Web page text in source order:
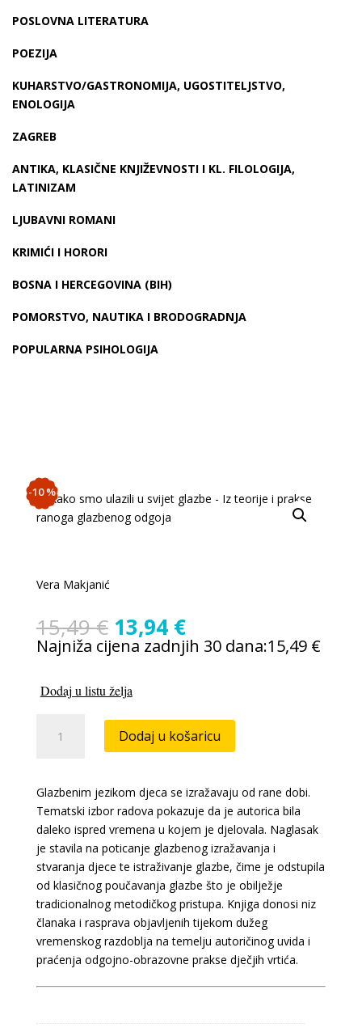
POSLOVNA LITERATURA
POEZIJA
KUHARSTVO/GASTRONOMIJA, UGOSTITELJSTVO,
ENOLOGIJA
ZAGREB
ANTIKA, KLASIČNE KNJIŽEVNOSTI I KL. FILOLOGIJA,
LATINIZAM
LJUBAVNI ROMANI
KRIMIĆI I HORORI
BOSNA I HERCEGOVINA (BIH)
POMORSTVO, NAUTIKA I BRODOGRADNJA
POPULARNA PSIHOLOGIJA
-10 %
Vera Makjanić
15,49€ Izvorna
cijena
je:
15,49 €.
13,94 €Trenutna
cijena
Najniža cijena zadnjih 30 dana:15,49 €
Dodaj u listu želja
svijet
glazbe
-
Iz
teorije
i
prakse
ranoga
glazbenog
odgoja
količina
Dodaj u košaricu
Glazbenim jezikom djeca se izražavaju od rane dobi.
Tematski izbor radova pokazuje da je autorica bila
daleko ispred vremena u kojem je djelovala. Naglasak
je stavila na poticanje glazbenog izražavanja i
stvaranja djece te istraživanje glazbe, čime je odstupila
od klasičnog poučavanja glazbe što je obilježje
tradicionalnog metodičkog pristupa. Knjiga donosi niz
članaka i rasprava objavljenih tijekom dužeg
vremenskog razdoblja na temelju autoričinog uvida i
praćenja odgojno-obrazovne prakse dječjih vrtića.